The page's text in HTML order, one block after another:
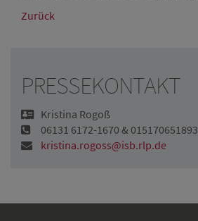
Zurück
PRESSEKONTAKT
Kristina Rogoß
06131 6172-1670 & 015170651893
kristina.rogoss@isb.rlp.de